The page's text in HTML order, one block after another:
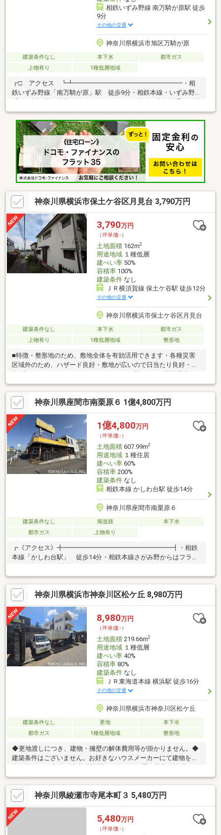
相鉄いずみ野線 南万騎が原駅 徒歩
9分
その他の交通
神奈川県横浜市旭区万騎が原
建築条件なし 本下水
都市ガス
上物有り
1種低層地域
┏□ アクセス ┗┻━━━━━━━━━━━━━━━━━・相
鉄いずみ野線「南万騎が原」駅 徒歩9分・相鉄本線・いずみ野線
「二俣川」駅 徒歩15分※2023年3月18日、相鉄・東急直通線が開
通いたしました！
神奈川県横浜市保土ケ谷区月見台 3,790万円
3,790万円
（坪単価:-）
土地面積162m2
用途地域１種低層
建ぺい率50%
容積率100%
建築条件なし
ＪＲ横須賀線 保土ケ谷駅 徒歩12分
その他の交通
神奈川県横浜市保土ケ谷区月見台
建築条件なし 本下水
都市ガス
上物有り
1種低層地域 整形地
■特徴・整形地のため、敷地全体を有効活用できます・各種災害
区域外のため、ハザード良好・敷地が広いので日当たり良好・建
コンビニまで徒歩５分・スーパーまで徒歩９分・ドラックストア
まで徒歩７分・横浜市立桜台小学校まで徒歩９分・横浜市立岩崎
中学校まで徒歩１５分
神奈川県座間市南栗原６ 1億4,800万円
1億4,800万円
（坪単価:-）
土地面積607.99m2
用途地域１種住居
建ぺい率60%
容積率200%
建築条件なし
相鉄本線 かしわ台駅 徒歩14分
神奈川県座間市南栗原６
建築条件なし 南道路
本下水
都市ガス
上物有り
┏《アクセス》╋━━━━━━━━━━━━━━━━━┫・相鉄
本線「かしわ台駅」 徒歩14分・相鉄本線さがみ野からはフラッ
╋━━━━━━━━━━━━━━━━━┫・246号線沿いに面し
ています・土地面積607m2(183坪)・北側・西側の角地。開放感あ
る立地条件です。┏《周辺施設》
╋━━━━━━━━━━━━━━━━━┫・業務スーパー 海老名
店8分(568m)・ファミリーマート 座間栗原中央店4分(301m)・サ
ンドラッグ 座間店11分(856m)・座間市立中原小学校10分
(780m)・座間市立南中学校12分(960m)…
神奈川県横浜市神奈川区松ケ丘 8,980万円
8,980万円
（坪単価:-）
土地面積219.66m2
用途地域１種低層
建ぺい率40%
容積率80%
建築条件なし
ＪＲ東海道本線 横浜駅 徒歩16分
その他の交通
神奈川県横浜市神奈川区松ケ丘
建築条件なし 更地
本下水
都市ガス
1種低層地域 整形地
◆更地渡しにつき、建物・擁壁の解体費用等が掛かりません。◆
建築条件はございません。お好きなハウスメーカーにて建物を建
き、閑静な住宅街です。
神奈川県綾瀬市寺尾本町３ 5,480万円
5,480万円
（坪単価:-）